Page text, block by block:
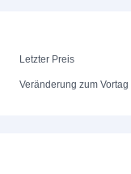
Letzter Preis
Veränderung zum Vortag